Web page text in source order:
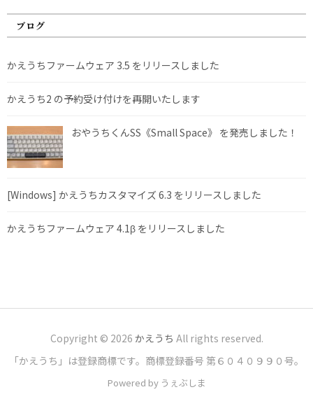
ブログ
かえうちファームウェア 3.5 をリリースしました
かえうち2 の予約受け付けを再開いたします
おやうちくんSS《Small Space》 を発売しました！
[Windows] かえうちカスタマイズ 6.3 をリリースしました
かえうちファームウェア 4.1β をリリースしました
Copyright © 2026 かえうち All rights reserved.
「かえうち」は登録商標です。商標登録番号 第６０４０９９０号。
Powered by うぇぶしま